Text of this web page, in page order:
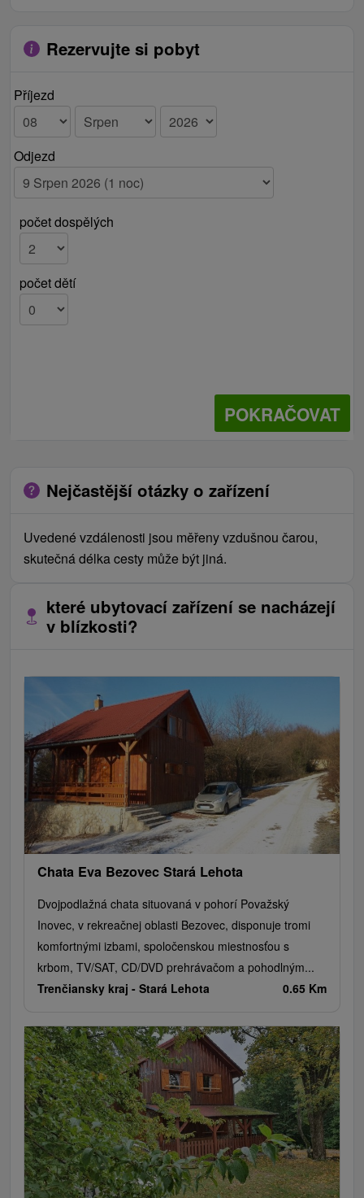
Rezervujte si pobyt
Příjezd
Odjezd
počet dospělých
počet dětí
POKRAČOVAT
Nejčastější otázky o zařízení
Uvedené vzdálenosti jsou měřeny vzdušnou čarou,
skutečná délka cesty může být jiná.
které ubytovací zařízení se nacházejí
v blízkosti?
Chata Eva Bezovec Stará Lehota
Dvojpodlažná chata situovaná v pohorí Považský
Inovec, v rekreačnej oblasti Bezovec, disponuje tromi
komfortnými izbami, spoločenskou miestnosťou s
krbom, TV/SAT, CD/DVD prehrávačom a pohodlným...
Trenčiansky kraj - Stará Lehota 0.65 Km